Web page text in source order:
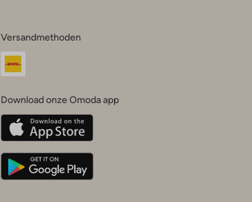
Versandmethoden
Download onze Omoda app